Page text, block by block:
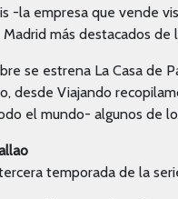
-la empresa que vende
más destacados de
se estrena La Casa de
desde Viajando
el mundo- algunos de
temporada de la